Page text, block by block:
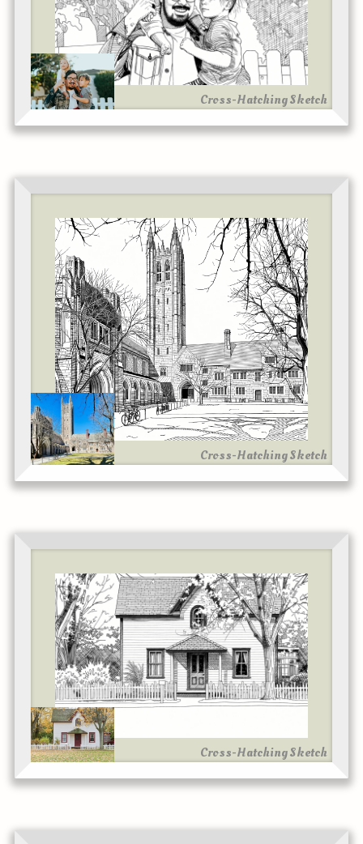
Cross-Hatching Sketch
Cross-Hatching Sketch
Cross-Hatching Sketch